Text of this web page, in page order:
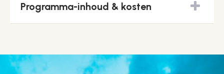
Programma-inhoud & kosten